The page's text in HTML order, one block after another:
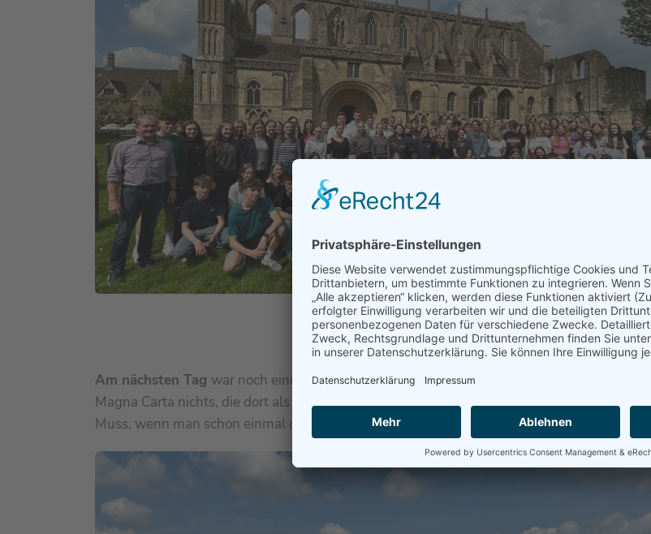
Vor der Abbey, Malmesbury
Am nächsten Tag war noch einmal kulturelle Bildung angesagt.
Magna Carta nichts, die dort als Kopie zu sehen ist?) undStonehengewaren ein absolutes
Muss, wenn man schon einmal diesen Landstrich besucht.